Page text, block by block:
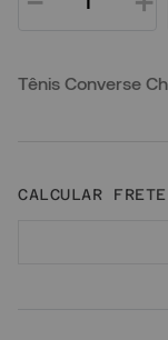
Tênis Converse